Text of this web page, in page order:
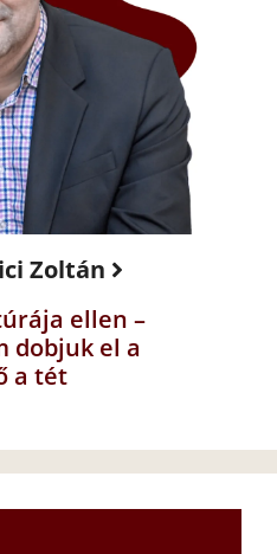
Zoltán
ellen –
dobjuk el a
a tét